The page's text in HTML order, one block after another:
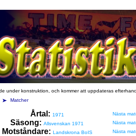
under konstruktion, och kommer att uppdateras
Matcher
Årtal: 1971
Nästa
Säsong: Allsvenskan 1971
Nästa
Motståndare: Landskrona BoIS Nästa